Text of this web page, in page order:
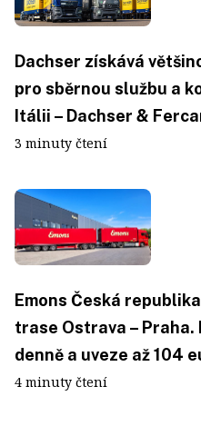
Dachser získává
pro sběrnou službu a
Itálii – Dachser &
3 minuty čtení
Emons Česká
trase Ostrava –
denně a uveze až 104
4 minuty čtení